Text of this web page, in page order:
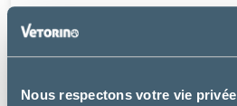
Nous respectons votre vie privée